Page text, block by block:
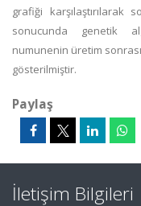
grafiği karşılaştırılarak
sonucunda genetik
numunenin üretim
gösterilmiştir.
Paylaş
İletişim Bilgileri